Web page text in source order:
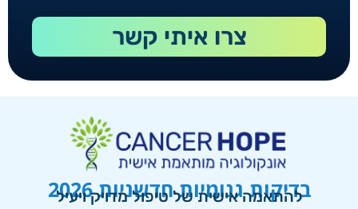
צרו איתי קשר
בדיקות גנומיות חדשניות 2026
להתאמה אישית של טיפול מדויק ויעיל